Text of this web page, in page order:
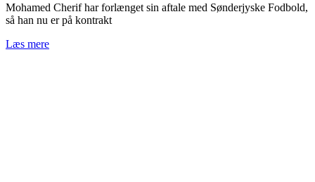
Mohamed Cherif har forlænget sin aftale med Sønderjyske Fodbold,
så han nu er på kontrakt
Læs mere